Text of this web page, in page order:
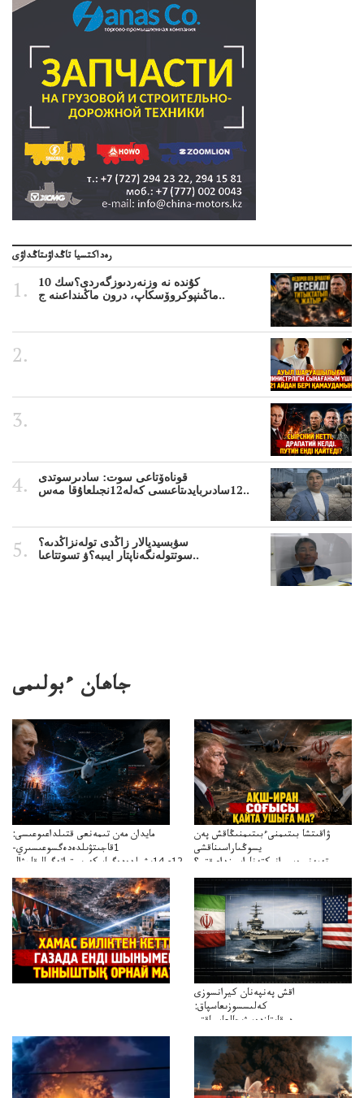
رەداكتسيا تاڭداۋىتاڭداۋى
10 كۇندە نە وزنەردىوزگەردى؟سك
ماڭىنپوكروۆسكاپ، درون ماڭىنداعىنە ج..
قوناەۆتاعى سوت: سادىرسوتدى
12سادىربايدىتاعىسى كەلە12نجىلعاۇقا مەس..
سۋبسيديالار زاڭدى تولەنزاڭدىە؟
سوتتولەنگەناپتار ايىبە؟ۋ تسوتتاعىا..
جاھان ءبولىمى
مايدان مەن تىمەنعى قتىلداعىوعىسى:
1قاجىتۋىلدەدەگسوعىسىري-
سترات12ي14ىشىلدەدەگىاسكەريستراتەگيالىقاحۋال
ۋاقىتشا بىتىمنىءبىتىمنىڭاقش پەن
يسوڭىاراسىناقشى
تەپەنىرەسيرانىكتەناراسىنداعىقتى؟
تەكەتىرەسنەلىكتەنقايتاۋشىقتى؟
اقش پەنپەنان كيرانسوزى
كەلىسسوزىعاسپاق:
دوقايتازدەسۋىجالعاسپاقتى
باسەڭدەتدوحا؟
كەزدەسۋىشيەلەنىستىباسەڭدەتەمە؟